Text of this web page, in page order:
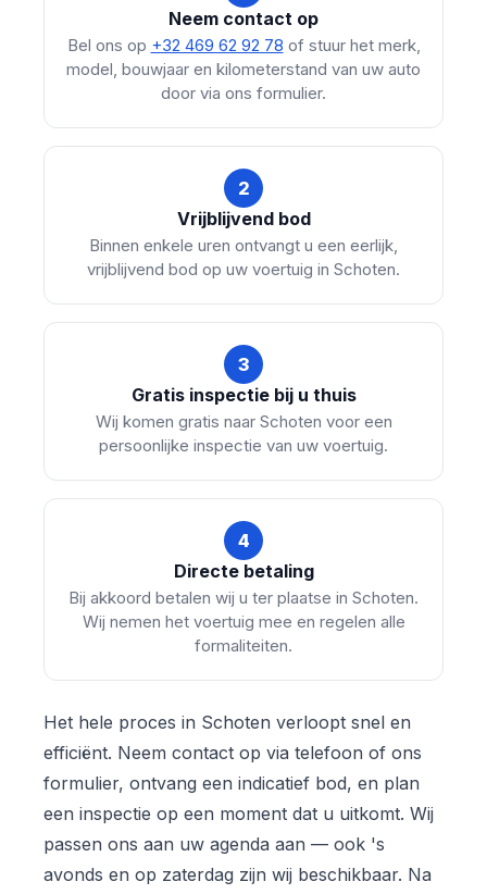
Neem contact op
Bel ons op +32 469 62 92 78 of stuur het merk,
model, bouwjaar en kilometerstand van uw auto
door via ons formulier.
2
Vrijblijvend bod
Binnen enkele uren ontvangt u een eerlijk,
vrijblijvend bod op uw voertuig in Schoten.
3
Gratis inspectie bij u thuis
Wij komen gratis naar Schoten voor een
persoonlijke inspectie van uw voertuig.
4
Directe betaling
Bij akkoord betalen wij u ter plaatse in Schoten.
Wij nemen het voertuig mee en regelen alle
formaliteiten.
Het hele proces in Schoten verloopt snel en
efficiënt. Neem contact op via telefoon of ons
formulier, ontvang een indicatief bod, en plan
een inspectie op een moment dat u uitkomt. Wij
passen ons aan uw agenda aan — ook 's
avonds en op zaterdag zijn wij beschikbaar. Na